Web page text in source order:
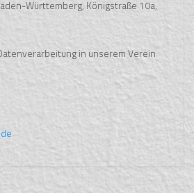
Württemberg, Königstraße 10a,
in unserem Verein